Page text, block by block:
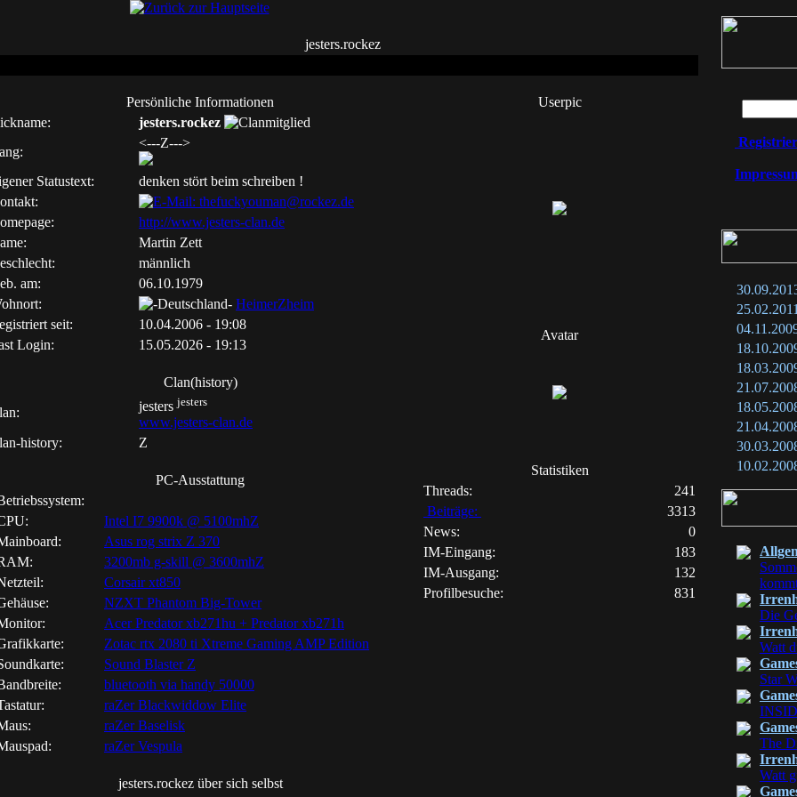
jesters.rockez
Persönliche Informationen
jesters.rockez
<---Z--->
Statustext:
denken stört beim schreiben !
http://www.jesters-clan.de
Martin Zett
männlich
am:
06.10.1979
HeimerZheim
seit:
10.04.2006 - 19:08
Login:
15.05.2026 - 19:13
Clan(history)
jestersjesters
www.jesters-clan.de
history:
Z
PC-Ausstattung
Intel I7 9900k @ 5100mhZ
Asus rog strix Z 370
3200mb g-skill @ 3600mhZ
Corsair xt850
NZXT Phantom Big-Tower
Acer Predator xb271hu + Predator xb271h
Zotac rtx 2080 ti Xtreme Gaming AMP Edition
Sound Blaster Z
bluetooth via handy 50000
raZer Blackwiddow Elite
raZer Baselisk
raZer Vespula
jesters.rockez über sich selbst
Userpic
Avatar
Statistiken
Threads:
241
Beiträge:
3313
News:
0
IM-Eingang:
183
IM-Ausgang:
132
Profilbesuche:
831
Die
Watt
Star
The
Watt